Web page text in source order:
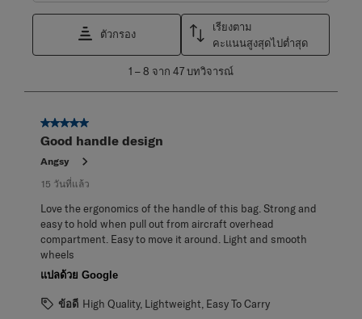
ตัวกรอง
เรียงตาม
คะแนนสูงสุดไปต่ำสุด
8
วิจารณ์
1 –8 จาก 47บทวิจารณ์
5 จาก 5 ดาว
Good handle design
Angsy
15 วันที่แล้ว
Love the ergonomics of the handle of this bag. Strong and
easy to hold when pull out from aircraft overhead
compartment. Easy to move it around. Light and smooth
wheels
แปลด้วย Google
ข้อดี High Quality, Lightweight, Easy To Carry